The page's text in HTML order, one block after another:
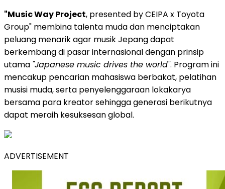
"Music Way Project, presented by CEIPA x Toyota
Group" membina talenta muda dan menciptakan
peluang menarik agar musik Jepang dapat
berkembang di pasar internasional dengan prinsip
utama "Japanese music drives the world". Program ini
mencakup pencarian mahasiswa berbakat, pelatihan
musisi muda, serta penyelenggaraan lokakarya
bersama para kreator sehingga generasi berikutnya
dapat meraih kesuksesan global.
ADVERTISEMENT